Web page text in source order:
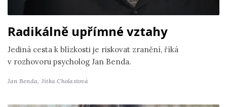
Radikálně upřímné vztahy
Jediná cesta k blízkosti je riskovat zranění, říká
v rozhovoru psycholog Jan Benda.
Jan Benda, Jitka Cholastová